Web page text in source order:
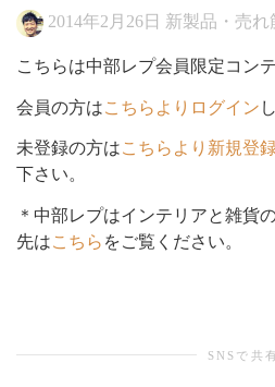
2014年2月26日 新製品・売れ
こちらは中部レプ会員限定コン
会員の方はこちらよりログイン
未登録の方はこちらより新規登
下さい。
＊中部レプはインテリアと雑貨
先はこちら をご覧ください。
SNSで共有